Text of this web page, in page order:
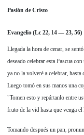
Pasión de Cristo
Evangelio (Lc 22, 14 — 23, 56)
Llegada la hora de cenar, se
deseado celebrar esta Pascua
ya no la volveré a celebrar,
Luego tomó en sus manos una
"Tomen esto y repártanlo entre
fruto de la vid hasta que venga
Tomando después un pan,